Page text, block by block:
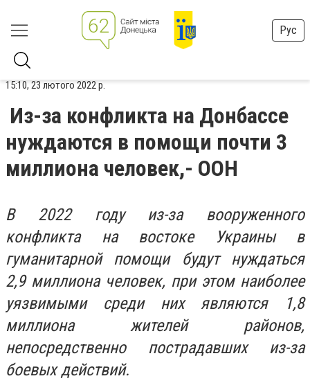
Рус
15:10, 23 лютого 2022 р.
Из-за конфликта на Донбассе
нуждаются в помощи почти 3
миллиона человек,- ООН
В 2022 году из-за вооруженного
конфликта на востоке Украины в
гуманитарной помощи будут нуждаться
2,9 миллиона человек, при этом наиболее
уязвимыми среди них являются 1,8
миллиона жителей районов,
непосредственно пострадавших из-за
боевых действий.